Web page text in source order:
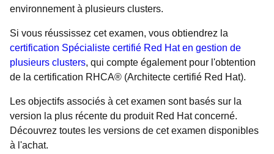
environnement à plusieurs clusters.
Si vous réussissez cet examen, vous obtiendrez la
certification Spécialiste certifié Red Hat en gestion de
plusieurs clusters, qui compte également pour l'obtention
de la certification RHCA® (Architecte certifié Red Hat).
Les objectifs associés à cet examen sont basés sur la
version la plus récente du produit Red Hat concerné.
Découvrez toutes les versions de cet examen disponibles
à l'achat.